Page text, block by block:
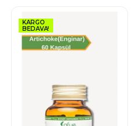
KARGO
BEDAVA!